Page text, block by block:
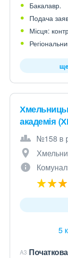
Бакалавр.
Подача
Місця:
академія
№158 в
5
A3 Початкова